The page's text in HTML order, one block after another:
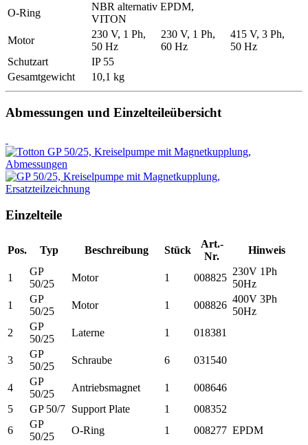
O-Ring
NBR alternativ EPDM,
VITON
Motor
230 V, 1 Ph,
50 Hz
230 V, 1 Ph,
60 Hz
415 V, 3 Ph,
50 Hz
Schutzart
IP 55
Gesamtgewicht
10,1 kg
Abmessungen und Einzelteileübersicht
Einzelteile
Pos. Typ Beschreibung Stück
Art.-
Nr.
Hinweis
1
GP
50/25
Motor 1 008825
230V 1Ph
50Hz
1
GP
50/25
Motor 1 008826
400V 3Ph
50Hz
2
GP
50/25
Laterne 1 018381
3
GP
50/25
Schraube 6 031540
4
GP
50/25
Antriebsmagnet 1
008646
5
GP 50/7 Support Plate 1
008352
6
GP
50/25
O-Ring 1 008277 EPDM